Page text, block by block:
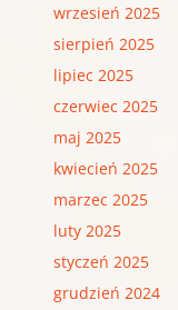
wrzesień 2025
sierpień 2025
lipiec 2025
czerwiec 2025
maj 2025
kwiecień 2025
marzec 2025
luty 2025
styczeń 2025
grudzień 2024